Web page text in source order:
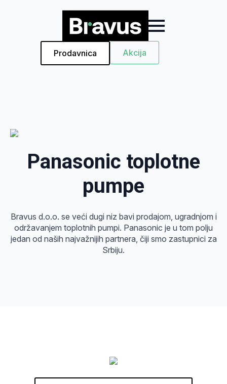
Prodavnica Akcija
Panasonic toplotne
pumpe
Bravus d.o.o. se veći dugi niz bavi prodajom, ugradnjom i
održavanjem toplotnih pumpi. Panasonic je u tom polju
jedan od naših najvažnijih partnera, čiji smo zastupnici za
Srbiju.